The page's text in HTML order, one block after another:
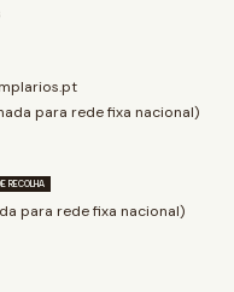
para rede fixa nacional)
RECOLHA
para rede fixa nacional)